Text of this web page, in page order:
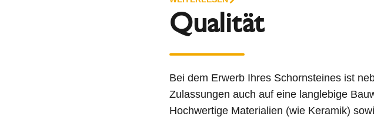
Qualität
Bei dem Erwerb Ihres Schornsteines ist
Zulassungen auch auf eine langlebige
Hochwertige Materialien (wie Keramik)